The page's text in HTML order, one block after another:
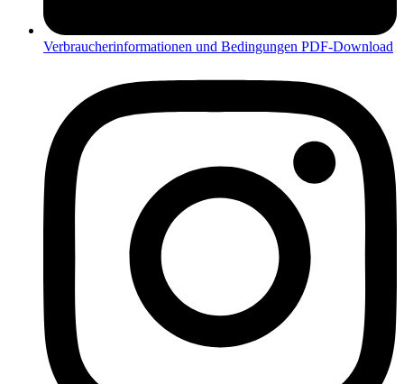
Verbraucherinformationen und Bedingungen PDF-Download